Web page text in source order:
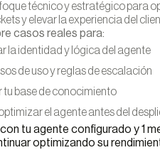
técnico y estratégico para
y elevar la experiencia del
casos reales para:
la identidad y lógica del agente
de uso y reglas de escalación
tu base de conocimiento
el agente antes del
tu agente configurado y 1
optimizando su